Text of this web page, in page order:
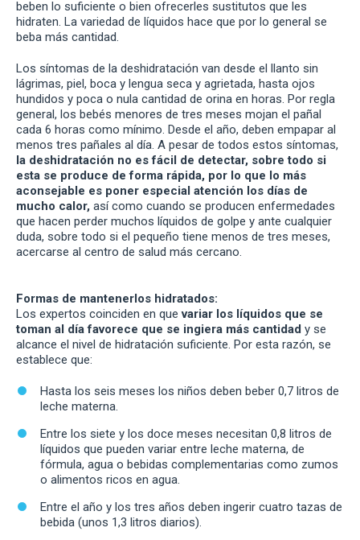
beben lo suficiente o bien ofrecerles sustitutos que les
hidraten. La variedad de líquidos hace que por lo general se
beba más cantidad.
Los síntomas de la deshidratación van desde el llanto sin
lágrimas, piel, boca y lengua seca y agrietada, hasta ojos
hundidos y poca o nula cantidad de orina en horas. Por regla
general, los bebés menores de tres meses mojan el pañal
cada 6 horas como mínimo. Desde el año, deben empapar al
menos tres pañales al día. A pesar de todos estos síntomas,
la deshidratación no es fácil de detectar, sobre todo si
esta se produce de forma rápida, por lo que lo más
aconsejable es poner especial atención los días de
mucho calor, así como cuando se producen enfermedades
que hacen perder muchos líquidos de golpe y ante cualquier
duda, sobre todo si el pequeño tiene menos de tres meses,
acercarse al centro de salud más cercano.
Formas de mantenerlos hidratados:
Los expertos coinciden en quevariar los líquidos que se
toman al día favorece que se ingiera más cantidad y se
alcance el nivel de hidratación suficiente. Por esta razón, se
establece que:
Hasta los seis meses los niños deben beber 0,7 litros de
leche materna.
Entre los siete y los doce meses necesitan 0,8 litros de
líquidos que pueden variar entre leche materna, de
fórmula, agua o bebidas complementarias como zumos
o alimentos ricos en agua.
Entre el año y los tres años deben ingerir cuatro tazas de
bebida (unos 1,3 litros diarios).